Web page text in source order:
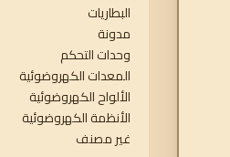
البطاريات
مدونة
وحدات التحكم
المعدات الكهروضوئية
الألواح الكهروضوئية
الأنظمة الكهروضوئية
غير مصنف